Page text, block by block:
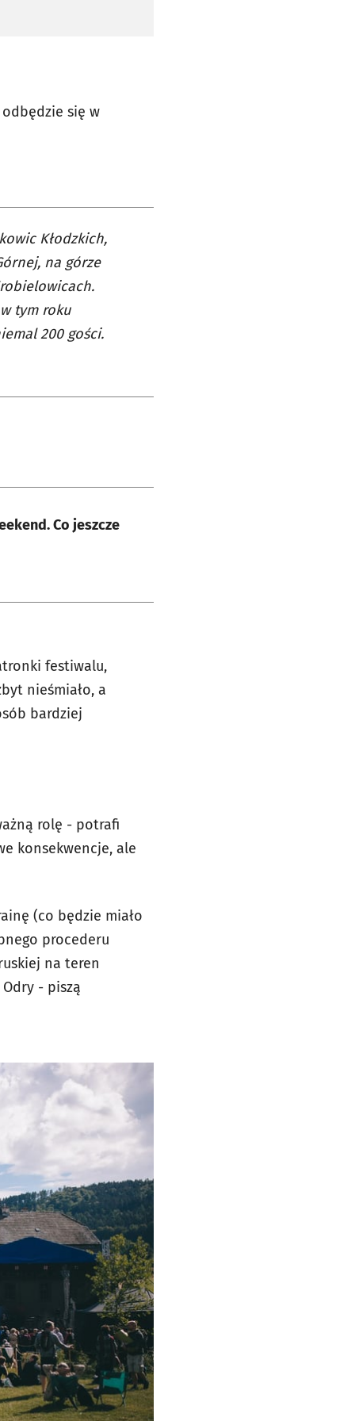
się w
Kłodzkich,
na górze
tym roku
200 gości.
Co jeszcze
festiwalu,
nieśmiało, a
bardziej
rolę - potrafi
konsekwencje, ale
(co będzie miało
procederu
na teren
- piszą